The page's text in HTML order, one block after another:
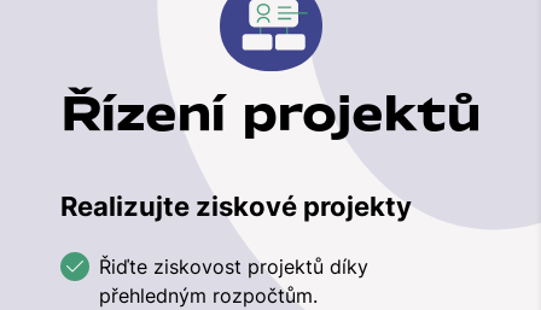
Řízení projektů
Realizujte ziskové projekty
Řiďte ziskovost projektů díky
přehledným rozpočtům.